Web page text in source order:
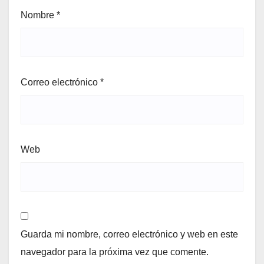
Nombre *
Correo electrónico *
Web
Guarda mi nombre, correo electrónico y web en este
navegador para la próxima vez que comente.